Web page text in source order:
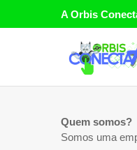
A Orbis
Quem somos?
Somos uma